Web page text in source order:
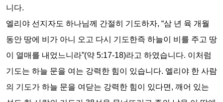
니다.
엘리야 선지자도 하나님께 간절히 기도하자, “삼 년 육 개월
동안 땅에 비가 아니 오고 다시 기도한즉 하늘이 비를 주고 땅
이 열매를 내었느니라”(약 5:17-18)라고 하였습니다. 이처럼
기도는 하늘 문을 여는 강력한 힘이 있습니다. 엘리야 한 사람
의 기도가 하늘 문을 여닫는 강력한 힘이 있다면 , 깨어 있는